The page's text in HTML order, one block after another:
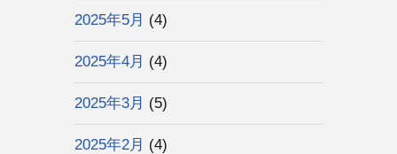
2025年5月 (4)
2025年4月 (4)
2025年3月 (5)
2025年2月 (4)